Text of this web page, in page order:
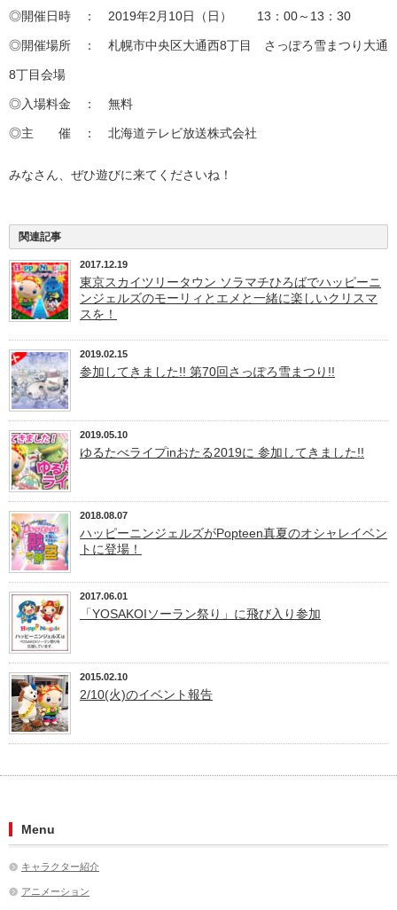
◎開催日時 ： 2019年2月10日（日） 13：00～13：30
◎開催場所 ： 札幌市中央区大通西8丁目 さっぽろ雪まつり大通
8丁目会場
◎入場料金 ： 無料
◎主 催 ： 北海道テレビ放送株式会社
みなさん、ぜひ遊びに来てくださいね！
関連記事
2017.12.19
東京スカイツリータウン ソラマチひろばでハッピーニ
ンジェルズのモーリィとエメと一緒に楽しいクリスマ
スを！
2019.02.15
参加してきました!! 第70回さっぽろ雪まつり!!
2019.05.10
ゆるたべライプinおたる2019に 参加してきました!!
2018.08.07
ハッピーニンジェルズがPopteen真夏のオシャレイベン
トに登場！
2017.06.01
「YOSAKOIソーラン祭り」に飛び入り参加
2015.02.10
2/10(火)のイベント報告
Menu
キャラクター紹介
アニメーション